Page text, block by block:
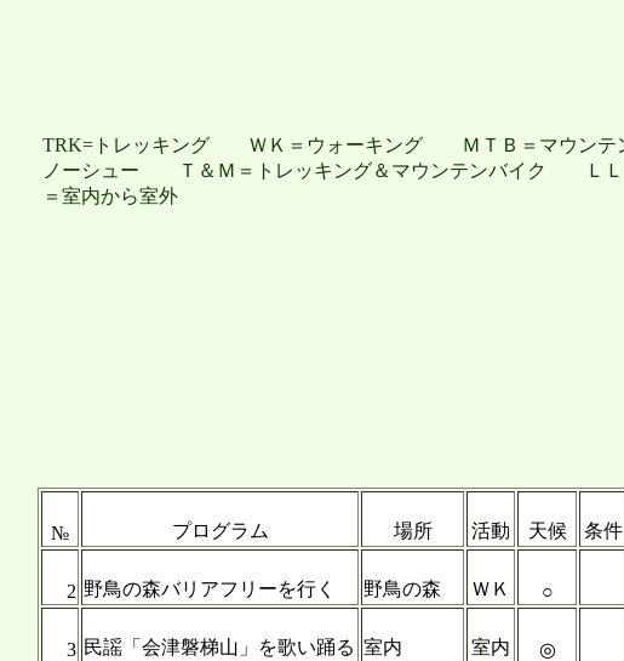
TRK=トレッキング ＷＫ＝ウォーキング ＭＴＢ＝マウ
ノーシュー Ｔ＆Ｍ＝トレッキング＆マウンテンバイク
＝室内から室外
№ プログラム 場所 活動 天候 条件
2 野鳥の森バリアフリーを行く 野鳥の森 ＷＫ ○
3 民謡「会津磐梯山」を歌い踊る 室内 室内 ◎